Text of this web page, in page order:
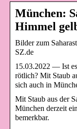
München:
Himmel
Bilder zum
SZ.de
15.03.2022 — Ist
rötlich? Mit Staub
sich auch in
Mit Staub aus der
München derzeit
bemerkbar.